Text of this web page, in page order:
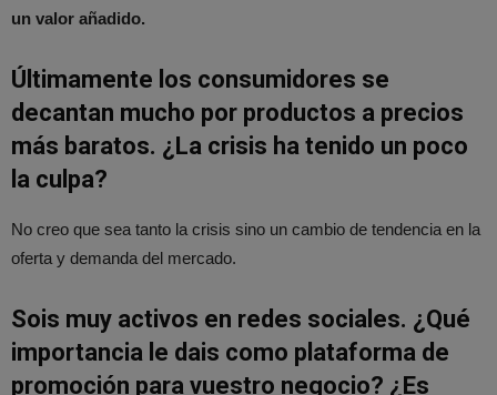
un valor añadido.
Últimamente los consumidores se
decantan mucho por productos a precios
más baratos. ¿La crisis ha tenido un poco
la culpa?
No creo que sea tanto la crisis sino un cambio de tendencia en la
oferta y demanda del mercado.
Sois muy activos en redes sociales. ¿Qué
importancia le dais como plataforma de
promoción para vuestro negocio? ¿Es